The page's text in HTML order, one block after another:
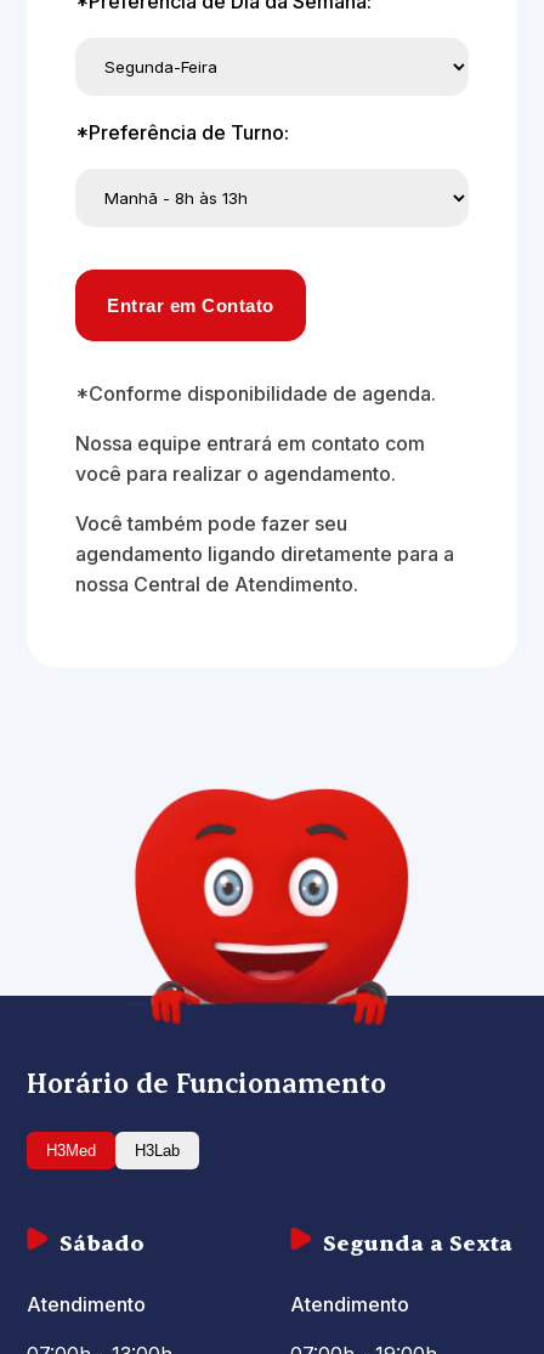
*Preferência de Turno:
Entrar em Contato
*Conforme disponibilidade de agenda.
Nossa equipe entrará em contato com
você para realizar o agendamento.
Você também pode fazer seu
agendamento ligando diretamente para a
nossa Central de Atendimento.
Horário de Funcionamento
H3Med H3Lab
Segunda a Sexta
Atendimento
Sábado
Atendimento